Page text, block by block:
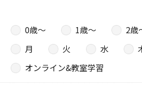
0歳〜 1歳〜 2歳
月 火 水
オンライン&教室学習